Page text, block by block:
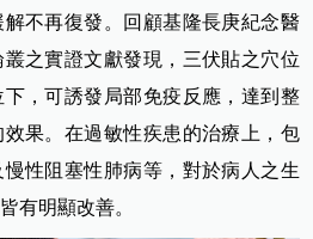
不再復發。回顧基隆長庚紀念醫
之實證文獻發現，三伏貼之穴位
，可誘發局部免疫反應，達到整
果。在過敏性疾患的治療上，包
性阻塞性肺病等，對於病人之生
有明顯改善。